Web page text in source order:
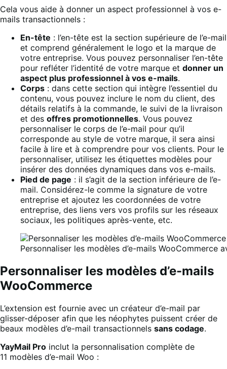
Cela vous aide à donner un aspect professionnel à vos e-
mails transactionnels :
En-tête : l’en-tête est la section supérieure de l’e-mail
et comprend généralement le logo et la marque de
votre entreprise. Vous pouvez personnaliser l’en-tête
pour refléter l’identité de votre marque et donner un
aspect plus professionnel à vos e-mails.
Corps : dans cette section qui intègre l’essentiel du
contenu, vous pouvez inclure le nom du client, des
détails relatifs à la commande, le suivi de la livraison
et des offres promotionnelles. Vous pouvez
personnaliser le corps de l’e-mail pour qu’il
corresponde au style de votre marque, il sera ainsi
facile à lire et à comprendre pour vos clients. Pour le
personnaliser, utilisez les étiquettes modèles pour
insérer des données dynamiques dans vos e-mails.
Pied de page : il s’agit de la section inférieure de l’e-
mail. Considérez-le comme la signature de votre
entreprise et ajoutez les coordonnées de votre
entreprise, des liens vers vos profils sur les réseaux
sociaux, les politiques après-vente, etc.
Personnaliser les modèles d’e-mails WooCommerce
Personnaliser les modèles d’e-mails
WooCommerce
L’extension est fournie avec un créateur d’e-mail par
glisser-déposer afin que les néophytes puissent créer de
beaux modèles d’e-mail transactionnels sans codage.
YayMail Pro inclut la personnalisation complète de
11 modèles d’e-mail Woo :